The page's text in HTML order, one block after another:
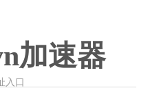
加速器
入口